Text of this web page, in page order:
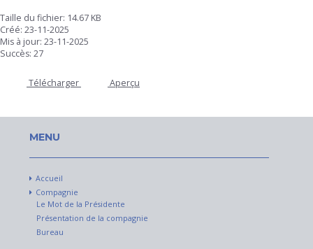
Taille du fichier: 14.67 KB
Créé: 23-11-2025
Mis à jour: 23-11-2025
Succès: 27
Télécharger Aperçu
MENU
Accueil
Compagnie
Le Mot de la Présidente
Présentation de la compagnie
Bureau